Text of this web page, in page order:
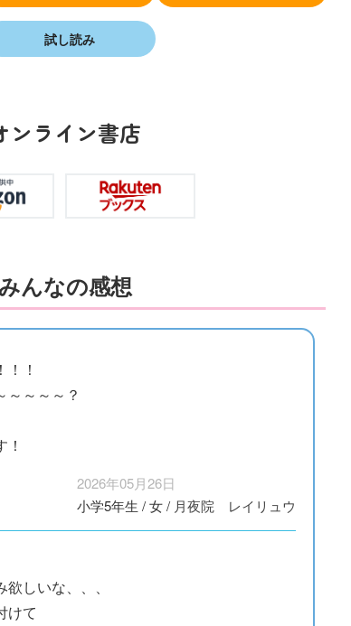
試し読み
ンライン書店
みんなの感想
！
～～～～？
2026年05月26日
小学5年生 /女/ 月夜院 レイリュウ
しいな、、、
けて
に始動！ 限
典＆ヒミツ
加企画も!?
ークにいっき読
み！ 青い鳥文
庫の名作「電子
カラフルピーチ
はちゃめちゃ事
件簿
長浜高校水族館
部！
めんです！
（１）